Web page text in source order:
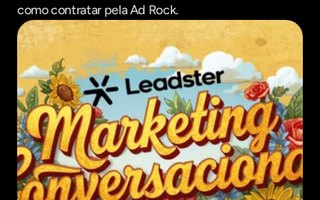
como contratar pela Ad Rock.